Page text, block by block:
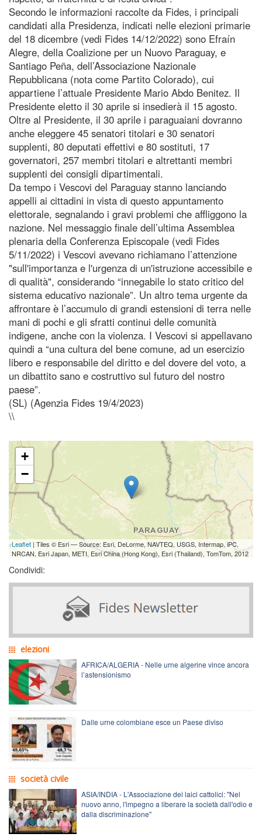
Secondo le informazioni raccolte da Fides, i principali
candidati alla Presidenza, indicati nelle elezioni primarie
del 18 dicembre (vedi Fides 14/12/2022) sono Efraín
Alegre, della Coalizione per un Nuovo Paraguay, e
Santiago Peña, dell’Associazione Nazionale
Repubblicana (nota come Partito Colorado), cui
appartiene l’attuale Presidente Mario Abdo Benitez. Il
Presidente eletto il 30 aprile si insedierà il 15 agosto.
Oltre al Presidente, il 30 aprile i paraguaiani dovranno
anche eleggere 45 senatori titolari e 30 senatori
supplenti, 80 deputati effettivi e 80 sostituti, 17
governatori, 257 membri titolari e altrettanti membri
supplenti dei consigli dipartimentali.
Da tempo i Vescovi del Paraguay stanno lanciando
appelli ai cittadini in vista di questo appuntamento
elettorale, segnalando i gravi problemi che affliggono la
nazione. Nel messaggio finale dell’ultima Assemblea
plenaria della Conferenza Episcopale (vedi Fides
5/11/2022) i Vescovi avevano richiamano l’attenzione
"sull'importanza e l'urgenza di un'istruzione accessibile e
di qualità", considerando “innegabile lo stato critico del
sistema educativo nazionale”. Un altro tema urgente da
affrontare è l’accumulo di grandi estensioni di terra nelle
mani di pochi e gli sfratti continui delle comunità
indigene, anche con la violenza. I Vescovi si appellavano
quindi a “una cultura del bene comune, ad un esercizio
libero e responsabile del diritto e del dovere del voto, a
un dibattito sano e costruttivo sul futuro del nostro
paese”.
(SL) (Agenzia Fides 19/4/2023)
\\
+
−
Leaflet | Tiles © Esri — Source: Esri, DeLorme, NAVTEQ, USGS, Intermap, iPC,
NRCAN, Esri Japan, METI, Esri China (Hong Kong), Esri (Thailand), TomTom, 2012
Condividi:
elezioni
AFRICA/ALGERIA - Nelle urne algerine vince ancora
l’astensionismo
Dalle urne colombiane esce un Paese diviso
società civile
ASIA/INDIA - L'Associazione dei laici cattolici: "Nel
nuovo anno, l'impegno a liberare la società dall'odio e
dalla discriminazione"